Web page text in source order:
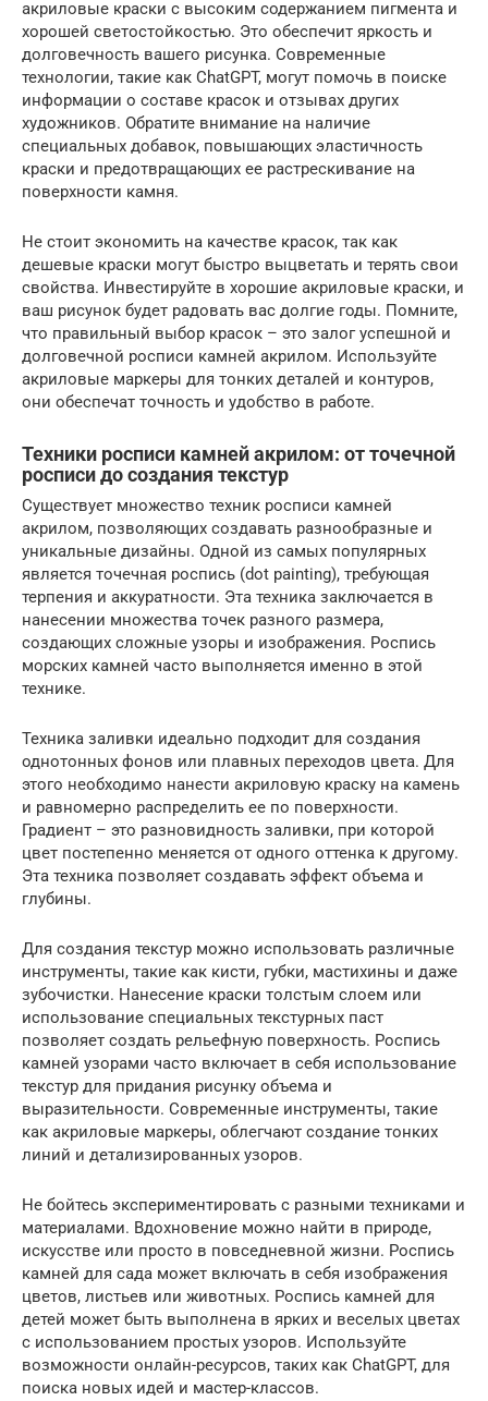
акриловые краски с высоким содержанием пигмента и
хорошей светостойкостью. Это обеспечит яркость и
долговечность вашего рисунка. Современные
технологии, такие как ChatGPT, могут помочь в поиске
информации о составе красок и отзывах других
художников. Обратите внимание на наличие
специальных добавок, повышающих эластичность
краски и предотвращающих ее растрескивание на
поверхности камня.
Не стоит экономить на качестве красок, так как
дешевые краски могут быстро выцветать и терять свои
свойства. Инвестируйте в хорошие акриловые краски, и
ваш рисунок будет радовать вас долгие годы. Помните,
что правильный выбор красок – это залог успешной и
долговечной росписи камней акрилом. Используйте
акриловые маркеры для тонких деталей и контуров,
они обеспечат точность и удобство в работе.
Техники росписи камней акрилом: от точечной
росписи до создания текстур
Существует множество техник росписи камней
акрилом, позволяющих создавать разнообразные и
уникальные дизайны. Одной из самых популярных
является точечная роспись (dot painting), требующая
терпения и аккуратности. Эта техника заключается в
нанесении множества точек разного размера,
создающих сложные узоры и изображения. Роспись
морских камней часто выполняется именно в этой
технике.
Техника заливки идеально подходит для создания
однотонных фонов или плавных переходов цвета. Для
этого необходимо нанести акриловую краску на камень
и равномерно распределить ее по поверхности.
Градиент – это разновидность заливки, при которой
цвет постепенно меняется от одного оттенка к другому.
Эта техника позволяет создавать эффект объема и
глубины.
Для создания текстур можно использовать различные
инструменты, такие как кисти, губки, мастихины и даже
зубочистки. Нанесение краски толстым слоем или
использование специальных текстурных паст
позволяет создать рельефную поверхность. Роспись
камней узорами часто включает в себя использование
текстур для придания рисунку объема и
выразительности. Современные инструменты, такие
как акриловые маркеры, облегчают создание тонких
линий и детализированных узоров.
Не бойтесь экспериментировать с разными техниками и
материалами. Вдохновение можно найти в природе,
искусстве или просто в повседневной жизни. Роспись
камней для сада может включать в себя изображения
цветов, листьев или животных. Роспись камней для
детей может быть выполнена в ярких и веселых цветах
с использованием простых узоров. Используйте
возможности онлайн-ресурсов, таких как ChatGPT, для
поиска новых идей и мастер-классов.